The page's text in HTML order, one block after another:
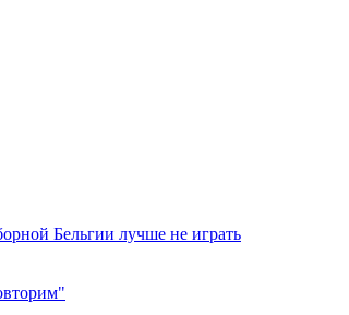
Бельгии лучше не играть